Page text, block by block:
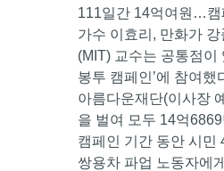
111일간 14억여원…캠
가수 이효리, 만화가
(MIT) 교수는 공통점이
봉투 캠페인’에 참여했
아름다운재단(이사장
을 벌여 모두 14억
캠페인 기간 동안 시민
쌍용차 파업 노동자에